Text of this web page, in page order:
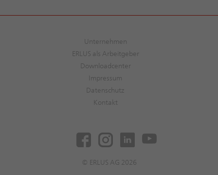
Unternehmen
ERLUS als Arbeitgeber
Downloadcenter
Impressum
Datenschutz
Kontakt
© ERLUS AG 2026